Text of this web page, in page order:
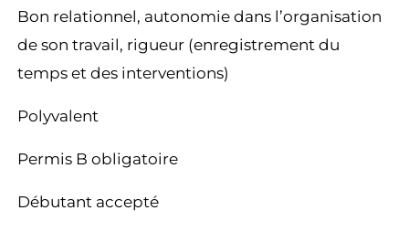
Bon relationnel, autonomie dans l’organisation
de son travail, rigueur (enregistrement du
temps et des interventions)
Polyvalent
Permis B obligatoire
Débutant accepté